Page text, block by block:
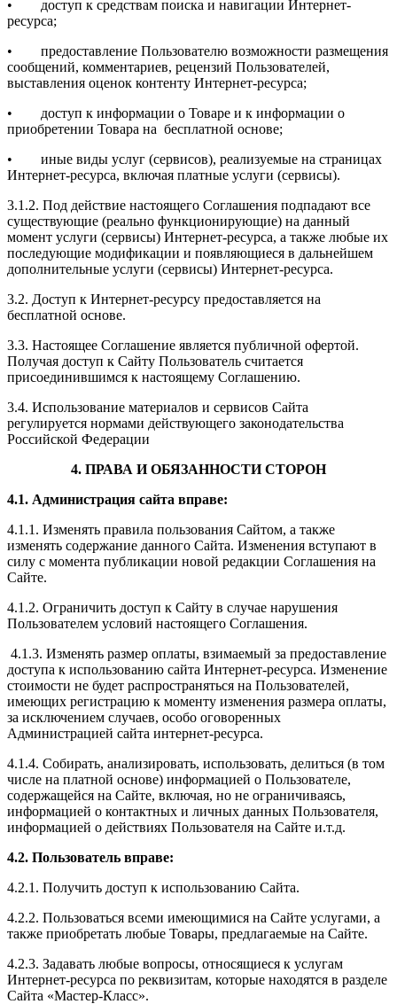
• доступ к средствам поиска и навигации Интернет-
ресурса;
• предоставление Пользователю возможности размещения
сообщений, комментариев, рецензий Пользователей,
выставления оценок контенту Интернет-ресурса;
• доступ к информации о Товаре и к информации о
приобретении Товара на бесплатной основе;
• иные виды услуг (сервисов), реализуемые на страницах
Интернет-ресурса, включая платные услуги (сервисы).
3.1.2. Под действие настоящего Соглашения подпадают все
существующие (реально функционирующие) на данный
момент услуги (сервисы) Интернет-ресурса, а также любые их
последующие модификации и появляющиеся в дальнейшем
дополнительные услуги (сервисы) Интернет-ресурса.
3.2. Доступ к Интернет-ресурсу предоставляется на
бесплатной основе.
3.3. Настоящее Соглашение является публичной офертой.
Получая доступ к Сайту Пользователь считается
присоединившимся к настоящему Соглашению.
3.4. Использование материалов и сервисов Сайта
регулируется нормами действующего законодательства
Российской Федерации
4. ПРАВА И ОБЯЗАННОСТИ СТОРОН
4.1. Администрация сайта вправе:
4.1.1. Изменять правила пользования Сайтом, а также
изменять содержание данного Сайта. Изменения вступают в
силу с момента публикации новой редакции Соглашения на
Сайте.
4.1.2. Ограничить доступ к Сайту в случае нарушения
Пользователем условий настоящего Соглашения.
4.1.3. Изменять размер оплаты, взимаемый за предоставление
доступа к использованию сайта Интернет-ресурса. Изменение
стоимости не будет распространяться на Пользователей,
имеющих регистрацию к моменту изменения размера оплаты,
за исключением случаев, особо оговоренных
Администрацией сайта интернет-ресурса.
4.1.4. Собирать, анализировать, использовать, делиться (в том
числе на платной основе) информацией о Пользователе,
содержащейся на Сайте, включая, но не ограничиваясь,
информацией о контактных и личных данных Пользователя,
информацией о действиях Пользователя на Сайте и.т.д.
4.2. Пользователь вправе:
4.2.1. Получить доступ к использованию Сайта.
4.2.2. Пользоваться всеми имеющимися на Сайте услугами, а
также приобретать любые Товары, предлагаемые на Сайте.
4.2.3. Задавать любые вопросы, относящиеся к услугам
Интернет-ресурса по реквизитам, которые находятся в разделе
Сайта «Мастер-Класс».